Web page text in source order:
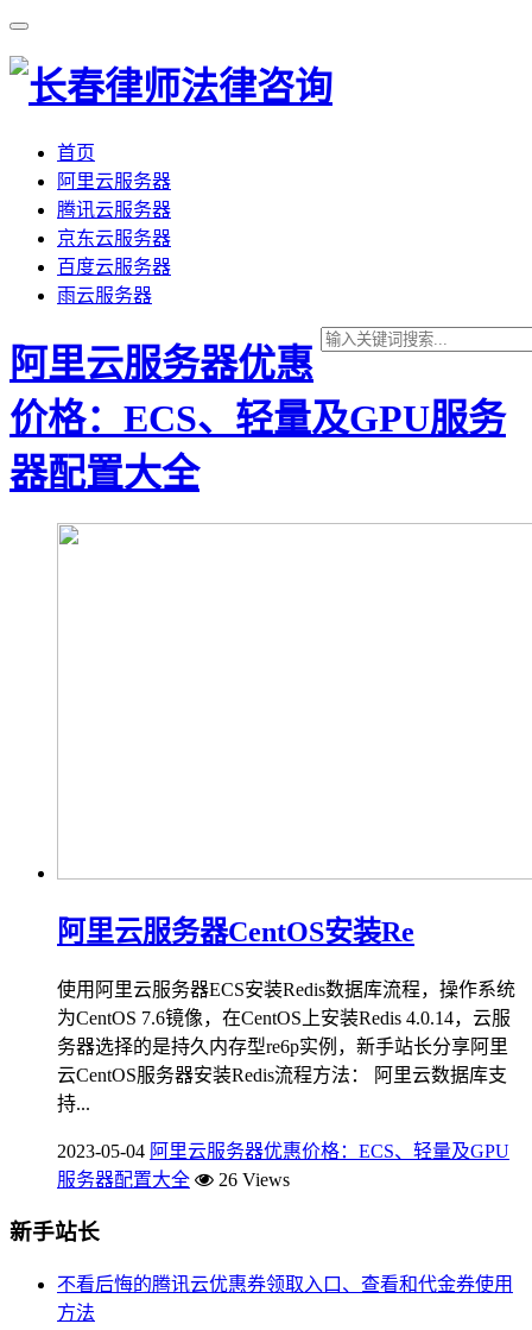
首页
阿里云服务器
腾讯云服务器
京东云服务器
百度云服务器
雨云服务器
阿里云服务器优惠
价格：ECS、轻量及GPU服务
器配置大全
阿里云服务器CentOS安装Re
使用阿里云服务器ECS安装Redis数据库流程，操作系统
为CentOS 7.6镜像，在CentOS上安装Redis 4.0.14，云服
务器选择的是持久内存型re6p实例，新手站长分享阿里
云CentOS服务器安装Redis流程方法： 阿里云数据库支
持...
2023-05-04 阿里云服务器优惠价格：ECS、轻量及GPU
服务器配置大全
26 Views
新手站长
不看后悔的腾讯云优惠券领取入口、查看和代金券使用
方法